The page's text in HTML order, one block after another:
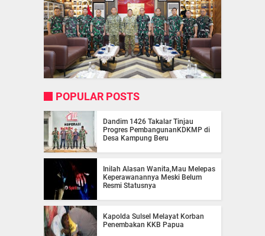
POPULAR POSTS
Dandim 1426 Takalar Tinjau
Progres PembangunanKDKMP di
Desa Kampung Beru
Inilah Alasan Wanita,Mau Melepas
Keperawanannya Meski Belum
Resmi Statusnya
Kapolda Sulsel Melayat Korban
Penembakan KKB Papua